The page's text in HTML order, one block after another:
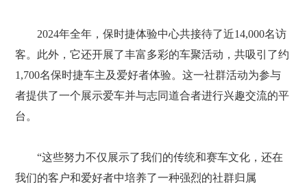
2024年全年，保时捷体验中心共接待了近14,000名访
客。此外，它还开展了丰富多彩的车聚活动，共吸引了约
1,700名保时捷车主及爱好者体验。这一社群活动为参与
者提供了一个展示爱车并与志同道合者进行兴趣交流的平
台。
“这些努力不仅展示了我们的传统和赛车文化，还在
我们的客户和爱好者中培养了一种强烈的社群归属